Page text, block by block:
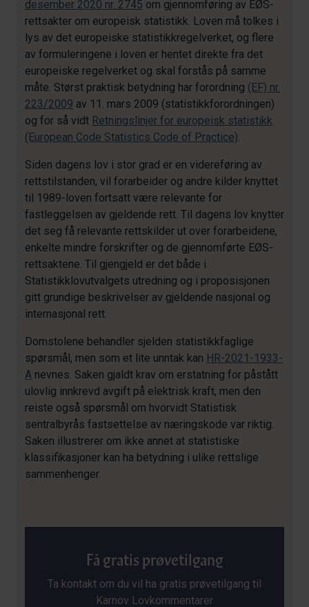
desember 2020 nr. 2745 om gjennomføring av EØS-
rettsakter om europeisk statistikk. Loven må tolkes i
lys av det europeiske statistikkregelverket, og flere
av formuleringene i loven er hentet direkte fra det
europeiske regelverket og skal forstås på samme
måte. Størst praktisk betydning har forordning (EF) nr.
223/2009 av 11. mars 2009 (statistikkforordningen)
og for så vidt Retningslinjer for europeisk statistikk
(European Code Statistics Code of Practice).
Siden dagens lov i stor grad er en videreføring av
rettstilstanden, vil forarbeider og andre kilder knyttet
til 1989-loven fortsatt være relevante for
fastleggelsen av gjeldende rett. Til dagens lov knytter
det seg få relevante rettskilder ut over forarbeidene,
enkelte mindre forskrifter og de gjennomførte EØS-
rettsaktene. Til gjengjeld er det både i
Statistikklovutvalgets utredning og i proposisjonen
gitt grundige beskrivelser av gjeldende nasjonal og
internasjonal rett.
Domstolene behandler sjelden statistikkfaglige
spørsmål, men som et lite unntak kan HR-2021-1933-
A nevnes. Saken gjaldt krav om erstatning for påstått
ulovlig innkrevd avgift på elektrisk kraft, men den
reiste også spørsmål om hvorvidt Statistisk
sentralbyrås fastsettelse av næringskode var riktig.
Saken illustrerer om ikke annet at statistiske
klassifikasjoner kan ha betydning i ulike rettslige
sammenhenger.
Få gratis prøvetilgang
Ta kontakt om du vil ha gratis prøvetilgang til
Karnov Lovkommentarer